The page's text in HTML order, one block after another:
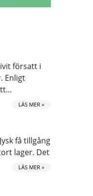
försatt i
Enligt
LÄS MER »
få tillgång
lager. Det
LÄS MER »